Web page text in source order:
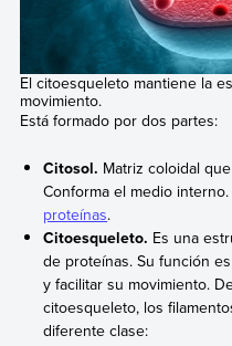
El citoesqueleto mantiene la
movimiento.
Está formado por dos partes:
Citosol. Matriz coloidal
Conforma el medio
proteínas.
Citoesqueleto. Es una
de proteínas. Su función
y facilitar su movimiento.
citoesqueleto, los
diferente clase: